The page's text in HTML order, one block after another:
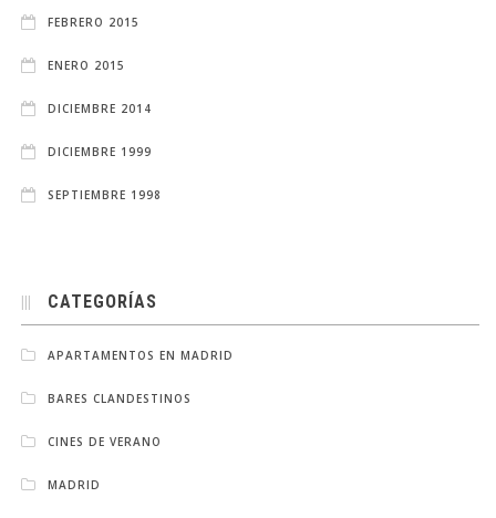
FEBRERO 2015
ENERO 2015
DICIEMBRE 2014
DICIEMBRE 1999
SEPTIEMBRE 1998
CATEGORÍAS
APARTAMENTOS EN MADRID
BARES CLANDESTINOS
CINES DE VERANO
MADRID